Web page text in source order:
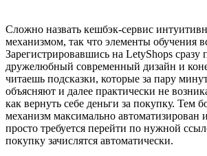
Сложно назвать кешбэк-сервис
механизмом, так что элементы обучения
Зарегистрировавшись на LetyShops сразу
дружелюбный современный дизайн и
читаешь подсказки, которые за пару
объясняют и далее практически не
как вернуть себе деньги за покупку. Тем
механизм максимально автоматизирован
просто требуется перейти по нужной
покупку зачислятся автоматически.